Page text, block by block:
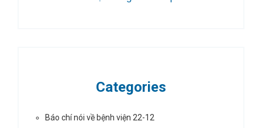
Categories
Báo chí nói về bệnh viện 22-12